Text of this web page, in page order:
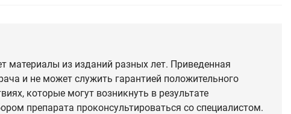
материалы из изданий разных лет. Приведенная
и не может служить гарантией положительного
которые могут возникнуть в результате
препарата проконсультироваться со специалистом.